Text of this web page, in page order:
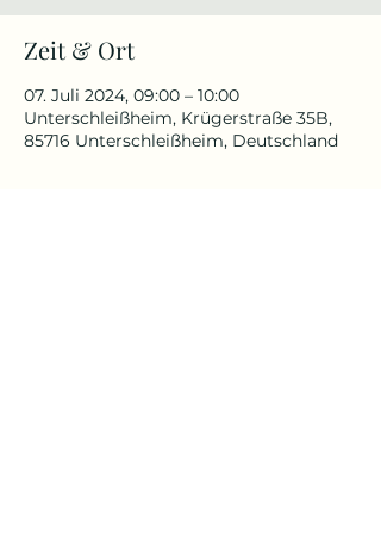
Zeit & Ort
07. Juli 2024, 09:00 – 10:00
Unterschleißheim, Krügerstraße 35B,
85716 Unterschleißheim, Deutschland